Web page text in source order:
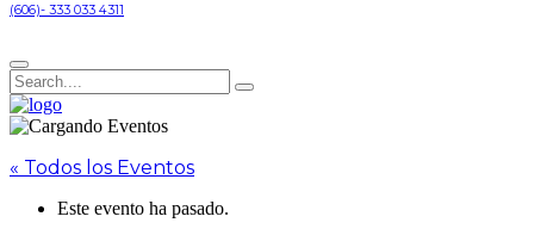
(606)- 333 033 4311
« Todos los Eventos
Este evento ha pasado.